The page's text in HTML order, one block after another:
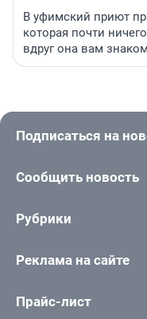
В уфимский приют
которая почти
вдруг она вам
Подписаться на
Сообщить новость
Рубрики
Реклама на сайте
Прайс-лист